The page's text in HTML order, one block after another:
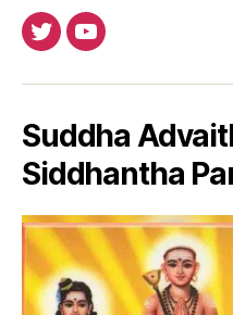
TwitterYoutube
Suddha
Siddhantha